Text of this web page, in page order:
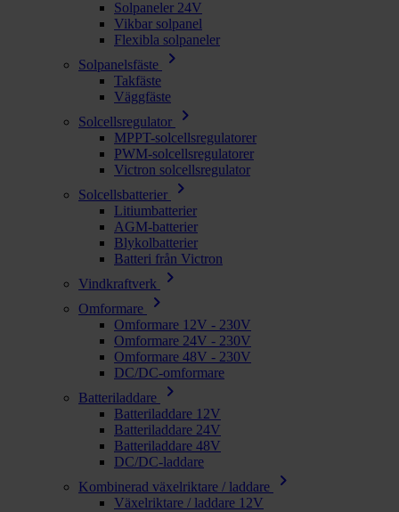
Solpaneler 24V
Vikbar solpanel
Flexibla solpaneler
Solpanelsfäste
chevron_right
Takfäste
Väggfäste
Solcellsregulator
chevron_right
MPPT-solcellsregulatorer
PWM-solcellsregulatorer
Victron solcellsregulator
Solcellsbatterier
chevron_right
Litiumbatterier
AGM-batterier
Blykolbatterier
Batteri från Victron
Vindkraftverk
chevron_right
Omformare chevron_right
Omformare 12V - 230V
Omformare 24V - 230V
Omformare 48V - 230V
DC/DC-omformare
Batteriladdare
chevron_right
Batteriladdare 12V
Batteriladdare 24V
Batteriladdare 48V
DC/DC-laddare
Kombinerad växelriktare / laddare
chevron_right
Växelriktare / laddare 12V